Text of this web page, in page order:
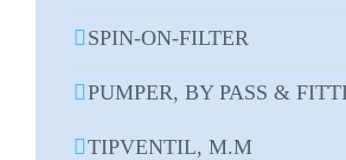
SPIN-ON-FILTER
PUMPER, BY PASS &
TIPVENTIL, M.M